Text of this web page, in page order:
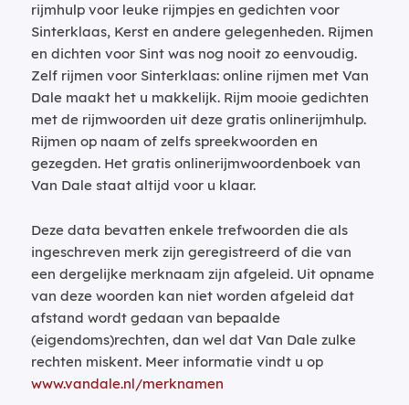
rijmhulp voor leuke rijmpjes en gedichten voor
Sinterklaas, Kerst en andere gelegenheden. Rijmen
en dichten voor Sint was nog nooit zo eenvoudig.
Zelf rijmen voor Sinterklaas: online rijmen met Van
Dale maakt het u makkelijk. Rijm mooie gedichten
met de rijmwoorden uit deze gratis onlinerijmhulp.
Rijmen op naam of zelfs spreekwoorden en
gezegden. Het gratis onlinerijmwoordenboek van
Van Dale staat altijd voor u klaar.
Deze data bevatten enkele trefwoorden die als
ingeschreven merk zijn geregistreerd of die van
een dergelijke merknaam zijn afgeleid. Uit opname
van deze woorden kan niet worden afgeleid dat
afstand wordt gedaan van bepaalde
(eigendoms)rechten, dan wel dat Van Dale zulke
rechten miskent. Meer informatie vindt u op
www.vandale.nl/merknamen